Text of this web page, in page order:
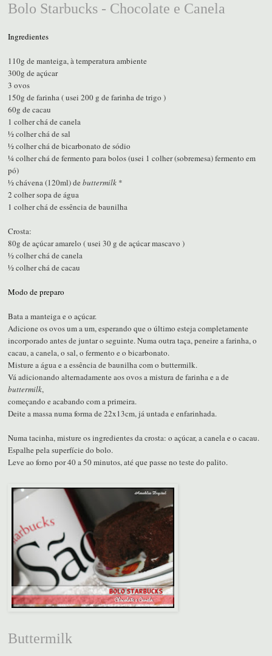
Bolo Starbucks - Chocolate e Canela
Ingredientes
110g de manteiga, à temperatura ambiente
300g de açúcar
3 ovos
150g de farinha ( usei 200 g de farinha de trigo )
60g de cacau
1 colher chá de canela
½ colher chá de sal
½ colher chá de bicarbonato de sódio
¼ colher chá de fermento para bolos (usei 1 colher (sobremesa) fermento em
pó)
½ chávena (120ml) de buttermilk *
2 colher sopa de água
1 colher chá de essência de baunilha
Crosta:
80g de açúcar amarelo ( usei 30 g de açúcar mascavo )
½ colher chá de canela
½ colher chá de cacau
Modo de preparo
Bata a manteiga e o açúcar.
Adicione os ovos um a um, esperando que o último esteja completamente
incorporado antes de juntar o seguinte. Numa outra taça, peneire a farinha, o
cacau, a canela, o sal, o fermento e o bicarbonato.
Misture a água e a essência de baunilha com o buttermilk.
Vá adicionando alternadamente aos ovos a mistura de farinha e a de
buttermilk,
começando e acabando com a primeira.
Deite a massa numa forma de 22x13cm, já untada e enfarinhada.
Numa tacinha, misture os ingredientes da crosta: o açúcar, a canela e o cacau.
Espalhe pela superfície do bolo.
Leve ao forno por 40 a 50 minutos, até que passe no teste do palito.
Buttermilk